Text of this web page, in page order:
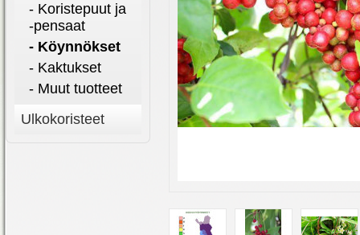
- Koristepuut ja
-pensaat
- Köynnökset
- Kaktukset
- Muut tuotteet
Ulkokoristeet